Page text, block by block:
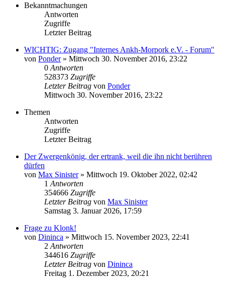
Bekanntmachungen
Antworten
Zugriffe
Letzter Beitrag
WICHTIG: Zugang "Internes Ankh-Morpork e.V. - Forum"
von Ponder» Mittwoch 30. November 2016, 23:22
0 Antworten
528373 Zugriffe
Letzter Beitrag von Ponder
Mittwoch 30. November 2016, 23:22
Themen
Antworten
Zugriffe
Letzter Beitrag
Der Zwergenkönig, der ertrank, weil die ihn nicht berühren
dürfen
von Max Sinister» Mittwoch 19. Oktober 2022, 02:42
1 Antworten
354666 Zugriffe
Letzter Beitrag von Max Sinister
Samstag 3. Januar 2026, 17:59
Frage zu Klonk!
von Dininca » Mittwoch 15. November 2023, 22:41
2 Antworten
344616 Zugriffe
Letzter Beitrag von Dininca
Freitag 1. Dezember 2023, 20:21